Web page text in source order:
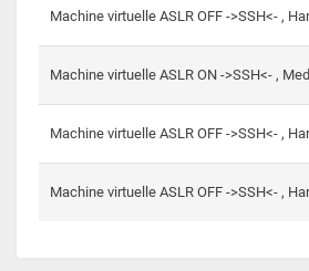
Machine virtuelle ASLR OFF ->SSH<- ,
Machine virtuelle ASLR ON ->SSH<- ,
Machine virtuelle ASLR OFF ->SSH<- ,
Machine virtuelle ASLR OFF ->SSH<- ,